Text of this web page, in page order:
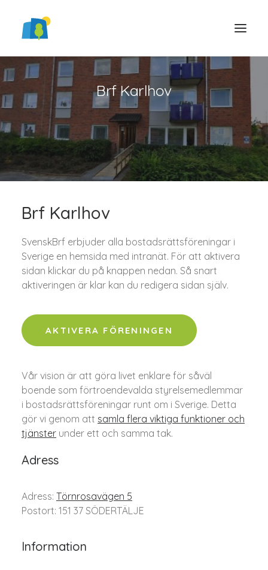
Brf Karlhov
Brf Karlhov
SvenskBrf erbjuder alla bostadsrättsföreningar i
Sverige en hemsida med intranät. För att aktivera
sidan klickar du på knappen nedan. Så snart
aktiveringen är klar kan du redigera sidan själv.
AKTIVERA FÖRENINGEN
Vår vision är att göra livet enklare för såväl
boende som förtroendevalda styrelsemedlemmar
i bostadsrättsföreningar runt om i Sverige. Detta
gör vi genom att samla flera viktiga funktioner och
tjänster under ett och samma tak.
Adress
Adress: Törnrosavägen 5
Postort: 151 37 SÖDERTÄLJE
Information